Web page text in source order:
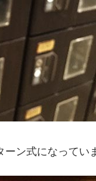
ン式になってい